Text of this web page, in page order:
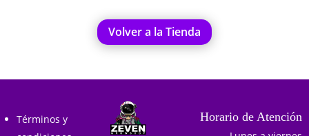
Volver a la Tienda
Términos y
Horario de Atención